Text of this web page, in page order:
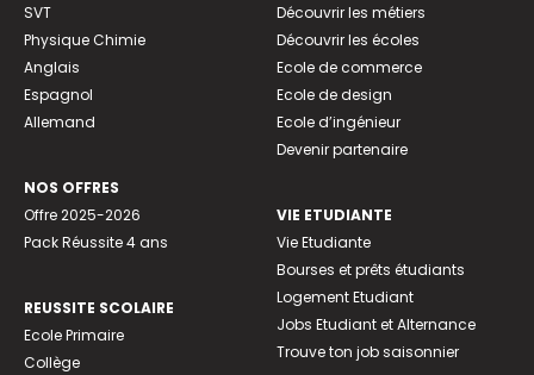
SVT
Physique Chimie
Anglais
Espagnol
Allemand
NOS OFFRES
Offre 2025-2026
Pack Réussite 4 ans
REUSSITE SCOLAIRE
Ecole Primaire
Collège
Découvrir les métiers
Découvrir les écoles
Ecole de commerce
Ecole de design
Ecole d’ingénieur
Devenir partenaire
VIE ETUDIANTE
Vie Etudiante
Bourses et prêts étudiants
Logement Etudiant
Jobs Etudiant et Alternance
Trouve ton job saisonnier